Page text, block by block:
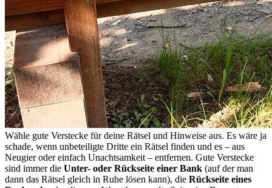
Wähle gute Verstecke für deine Rätsel und Hinweise aus. Es wäre ja
schade, wenn unbeteiligte Dritte ein Rätsel finden und es – aus
Neugier oder einfach Unachtsamkeit – entfernen. Gute Verstecke
sind immer die Unter- oder Rückseite einer Bank (auf der man
dann das Rätsel gleich in Ruhe lösen kann), die Rückseite eines